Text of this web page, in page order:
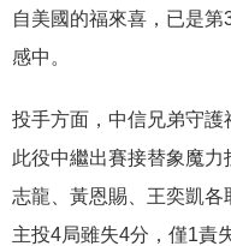
自美國的福來喜，已是第
感中。
投手方面，中信兄弟守護
此役中繼出賽接替象魔力
志龍、黃恩賜、王奕凱各
主投4局雖失4分，僅1責